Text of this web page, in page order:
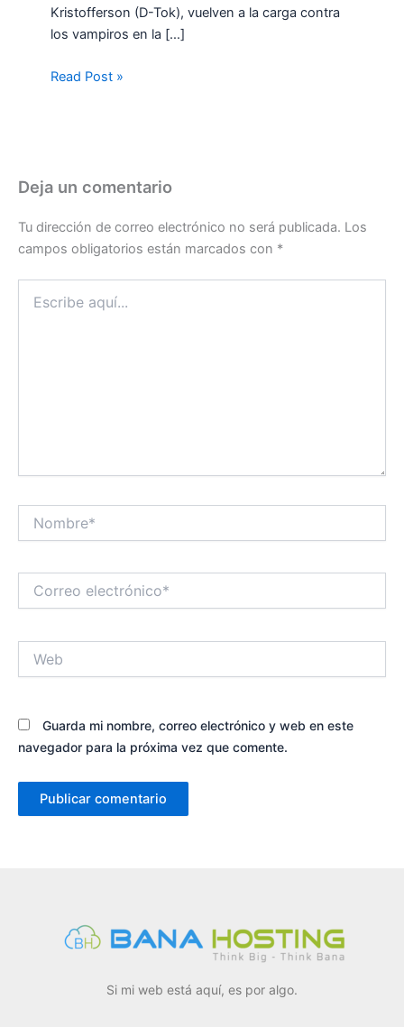
Kristofferson (D-Tok), vuelven a la carga contra
los vampiros en la […]
Read Post »
Deja un comentario
Tu dirección de correo electrónico no será publicada. Los
campos obligatorios están marcados con *
aquí...
electrónico*
Guarda mi nombre, correo electrónico y web en este
navegador para la próxima vez que comente.
Si mi web está aquí, es por algo.